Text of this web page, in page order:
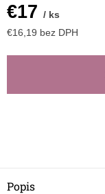
€17 / ks
€16,19 bez DPH
cena:
Popis